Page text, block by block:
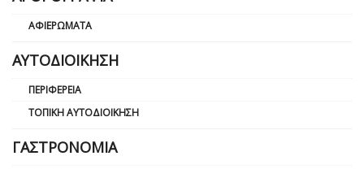
ΑΦΙΕΡΏΜΑΤΑ
ΑΥΤΟΔΙΟΊΚΗΣΗ
ΠΕΡΙΦΈΡΕΙΑ
ΤΟΠΙΚΉ ΑΥΤΟΔΙΟΊΚΗΣΗ
ΓΑΣΤΡΟΝΟΜΊΑ